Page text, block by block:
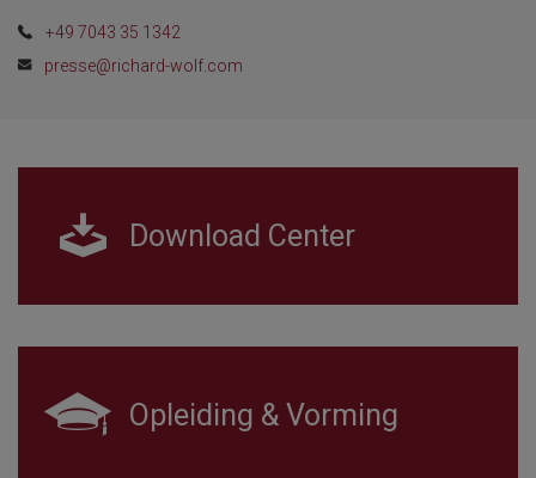
+49 7043 35 1342
presse@richard-wolf.com
Download Center
Opleiding & Vorming